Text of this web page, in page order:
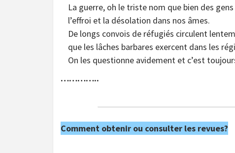
La guerre, oh le triste nom que bien des
l’effroi et la désolation dans nos âmes.
De longs convois de réfugiés circulent
que les lâches barbares exercent dans les
On les questionne avidement et c’est
…………..
Comment obtenir ou consulter les revues?